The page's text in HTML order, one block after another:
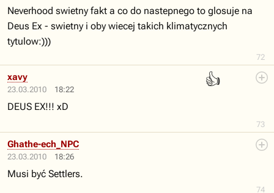
72
Neverhood swietny fakt a co do nastepnego to glosuje na
Deus Ex - swietny i oby wiecej takich klimatycznych
tytulow:)))
23.03.2010 18:22
👍
73
xavy
DEUS EX!!! xD
23.03.2010 18:26
74
Ghathe-ech_NPC
Musi być Settlers.